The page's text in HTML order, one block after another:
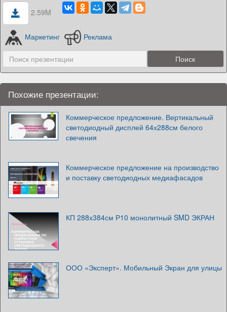
2.59M
Маркетинг Реклама
Похожие презентации:
Коммерческое предложение. Вертикальный
светодиодный дисплей 64х288см белого
свечения
Коммерческое предложение на производство
и поставку светодиодных медиафасадов
КП 288х384см Р10 монолитный SMD ЭКРАН
ООО «Эксперт». Мобильный Экран для улицы